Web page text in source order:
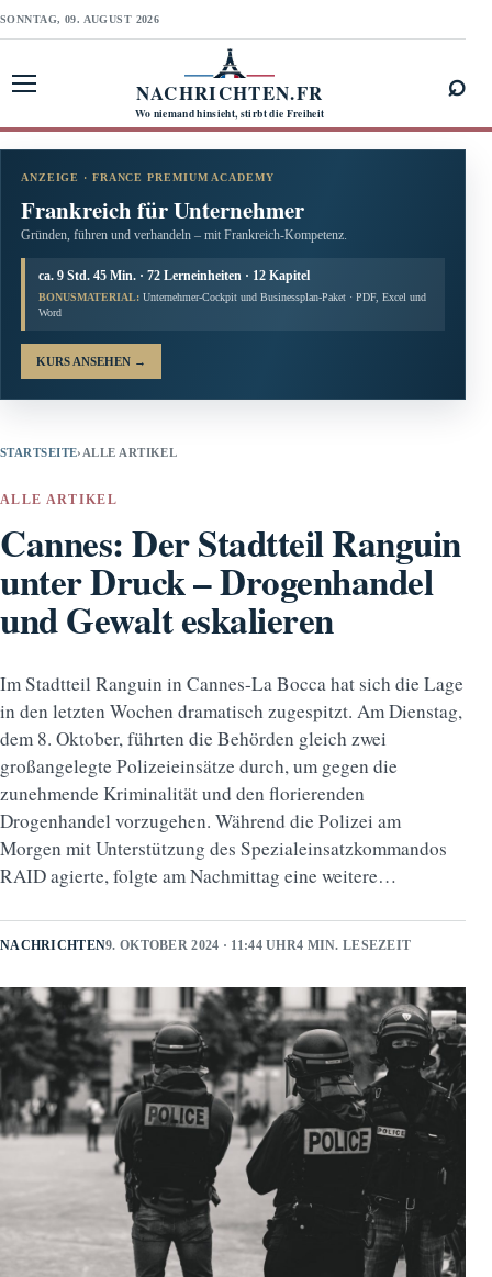
SONNTAG, 09. AUGUST 2026
NACHRICHTEN.FR
Wo niemand hinsieht, stirbt die Freiheit
⌕
ANZEIGE · FRANCE PREMIUM ACADEMY
Frankreich für Unternehmer
Gründen, führen und verhandeln – mit Frankreich-Kompetenz.
ca. 9 Std. 45 Min. · 72 Lerneinheiten · 12 Kapitel
BONUSMATERIAL: Unternehmer-Cockpit und Businessplan-Paket · PDF, Excel und
Word
KURS ANSEHEN →
STARTSEITE› ALLE ARTIKEL
ALLE ARTIKEL
Cannes: Der Stadtteil Ranguin
unter Druck – Drogenhandel
und Gewalt eskalieren
Im Stadtteil Ranguin in Cannes-La Bocca hat sich die Lage
in den letzten Wochen dramatisch zugespitzt. Am Dienstag,
dem 8. Oktober, führten die Behörden gleich zwei
großangelegte Polizeieinsätze durch, um gegen die
zunehmende Kriminalität und den florierenden
Drogenhandel vorzugehen. Während die Polizei am
Morgen mit Unterstützung des Spezialeinsatzkommandos
RAID agierte, folgte am Nachmittag eine weitere…
NACHRICHTEN9. OKTOBER 2024 · 11:44 UHR4 MIN. LESEZEIT